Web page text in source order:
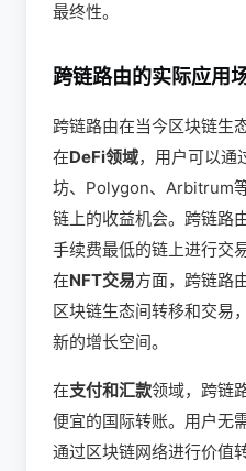
最终性。
跨链路由的实际应用
跨链路由在当今区块链生
在DeFi领域，用户可以通
坊、Polygon、Arbitrum
链上的收益机会。跨链路
手续费最低的链上进行交
在NFT交易方面，跨链路
区块链生态间转移和交易
新的增长空间。
在支付和汇款领域，跨链
便宜的国际转账。用户无
通过区块链网络进行价值